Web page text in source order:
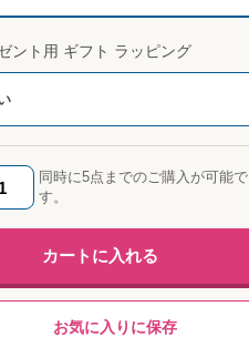
ント用 ギフト ラッピング
同時に5点までのご購入が可能で
す。
カートに入れる
お気に入りに保存